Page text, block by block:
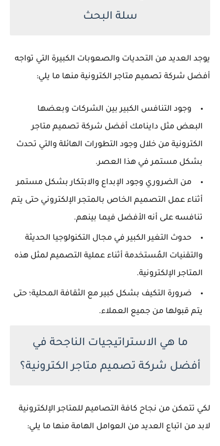
سلة البحث
يوجد العديد من التحديات والصعوبات الكبيرة التي تواجه
أفضل شركة تصميم متاجر الكترونية منها ما يلي:
وجود التنافس الكبير بين الشركات وبعضها
البعض مثل داينامك أفضل شركة تصميم متاجر
الكترونية من خلال وجود التطورات الهائلة والتي تحدث
بشكل مستمر في هذا العصر.
من الضروري وجود الإبداع والابتكار بشكل مستمر
أثناء عمل التصميم الخاص بالمتجر الإلكتروني حتى يتم
تنافسه على أنه الأفضل فيما بينهم.
حدوث التغير الكبير في مجال التكنولوجيا الحديثة
والتقنيات المُستخدمة أثناء عملية التصميم لمثل هذه
المتاجر الإلكترونية.
ضرورة التكيف بشكل كبير مع الثقافة المحلية؛ حتى
يتم قبولها من جميع العملاء.
ما هي الاستراتيجيات الناجحة في
أفضل شركة تصميم متاجر الكترونية؟
لكي تتمكن من نجاح كافة التصاميم للمتاجر الإلكترونية
لابد من اتباع العديد من العوامل الهامة منها ما يلي: